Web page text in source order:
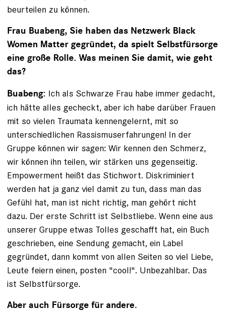
beurteilen zu können.
Frau Buabeng, Sie haben das Netzwerk Black
Women Matter gegründet, da spielt Selbstfürsorge
eine große Rolle. Was meinen Sie damit, wie geht
das?
Buabeng: Ich als Schwarze Frau habe immer gedacht,
ich hätte alles gecheckt, aber ich habe darüber Frauen
mit so vielen Traumata kennengelernt, mit so
unterschiedlichen Rassismuserfahrungen! In der
Gruppe können wir sagen: Wir kennen den Schmerz,
wir können ihn teilen, wir ­stärken uns gegenseitig.
Empowerment heißt das Stichwort. Diskriminiert
werden hat ja ganz viel damit zu tun, dass man das
Gefühl hat, man ist nicht richtig, man gehört nicht
dazu. Der erste Schritt ist Selbstliebe. Wenn eine aus
unserer Gruppe etwas Tolles geschafft hat, ein Buch
geschrieben, eine Sendung gemacht, ein Label
gegründet, dann kommt von allen Seiten so viel Liebe,
Leute feiern einen, posten "cool!". Unbezahlbar. Das
ist Selbstfürsorge.
Aber auch Fürsorge für andere.